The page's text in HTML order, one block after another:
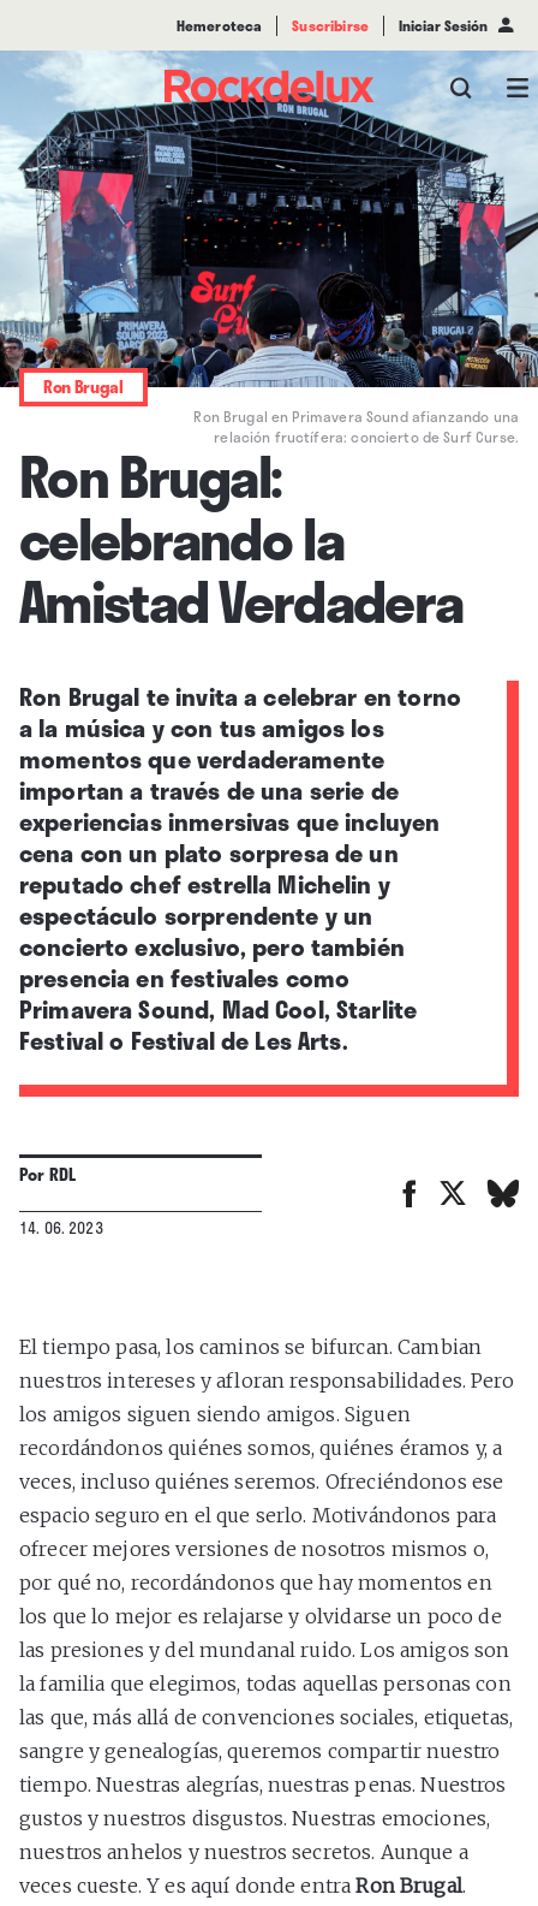
Hemeroteca Suscribirse Iniciar Sesión
Ron Brugal en Primavera Sound afianzando una
relación fructífera: concierto de Surf Curse.
Ron Brugal
Ron Brugal:
celebrando la
Amistad Verdadera
Ron Brugal te invita a celebrar en torno
a la música y con tus amigos los
momentos que verdaderamente
importan a través de una serie de
experiencias inmersivas que incluyen
cena con un plato sorpresa de un
reputado chef estrella Michelin y
espectáculo sorprendente y un
concierto exclusivo, pero también
presencia en festivales como
Primavera Sound, Mad Cool, Starlite
Festival o Festival de Les Arts.
PorRDL
14. 06. 2023
El tiempo pasa, los caminos se bifurcan. Cambian
nuestros intereses y afloran responsabilidades. Pero
los amigos siguen siendo amigos. Siguen
recordándonos quiénes somos, quiénes éramos y, a
veces, incluso quiénes seremos. Ofreciéndonos ese
espacio seguro en el que serlo. Motivándonos para
ofrecer mejores versiones de nosotros mismos o,
por qué no, recordándonos que hay momentos en
los que lo mejor es relajarse y olvidarse un poco de
las presiones y del mundanal ruido. Los amigos son
la familia que elegimos, todas aquellas personas con
las que, más allá de convenciones sociales, etiquetas,
sangre y genealogías, queremos compartir nuestro
tiempo. Nuestras alegrías, nuestras penas. Nuestros
gustos y nuestros disgustos. Nuestras emociones,
nuestros anhelos y nuestros secretos. Aunque a
veces cueste. Y es aquí donde entraRon Brugal.